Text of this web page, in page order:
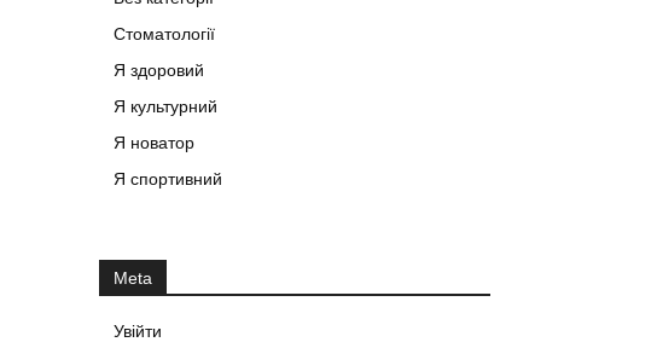
Стоматології
Я здоровий
Я культурний
Я новатор
Я спортивний
Meta
Увійти